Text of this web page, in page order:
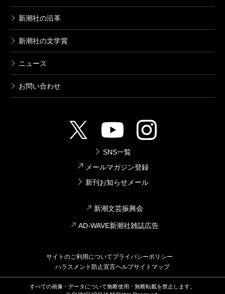
新潮社の沿革
新潮社の文学賞
ニュース
お問い合わせ
SNS一覧
メールマガジン登録
新刊お知らせメール
新潮文芸振興会
AD-WAVE新潮社雑誌広告
サイトのご利用についてプライバシーポリシー
ハラスメント防止宣言ヘルプサイトマップ
すべての画像・データについて無断使用・無断転載を禁止します。